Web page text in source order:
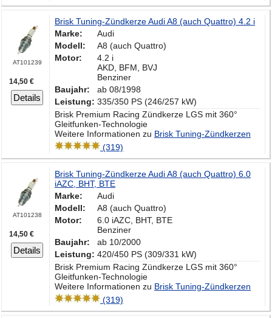
AT101239
14,50 €
Details
Brisk Tuning-Zündkerze Audi A8 (auch Quattro) 4.2 i
Marke:
Audi
Modell:
A8 (auch Quattro)
Motor:
4.2 i
AKD, BFM, BVJ
Benziner
Baujahr:
ab 08/1998
Leistung: 335/350 PS (246/257 kW)
Brisk Premium Racing Zündkerze LGS mit 360°
Gleitfunken-Technologie
Weitere Informationen zu Brisk Tuning-Zündkerzen
(319)
AT101238
14,50 €
Details
Brisk Tuning-Zündkerze Audi A8 (auch Quattro) 6.0
iAZC, BHT, BTE
Marke:
Audi
Modell:
A8 (auch Quattro)
Motor:
6.0 iAZC, BHT, BTE
Benziner
Baujahr:
ab 10/2000
Leistung: 420/450 PS (309/331 kW)
Brisk Premium Racing Zündkerze LGS mit 360°
Gleitfunken-Technologie
Weitere Informationen zu Brisk Tuning-Zündkerzen
(319)